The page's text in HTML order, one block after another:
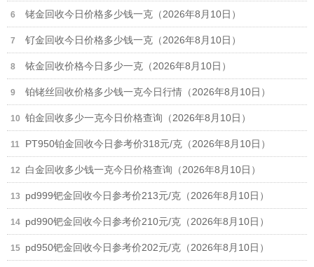
铑金回收今日价格多少钱一克（2026年8月10日）
钌金回收今日价格多少钱一克（2026年8月10日）
铱金回收价格今日多少一克（2026年8月10日）
铂铑丝回收价格多少钱一克今日行情（2026年8月10日）
铂金回收多少一克今日价格查询（2026年8月10日）
PT950铂金回收今日参考价318元/克（2026年8月10日）
白金回收多少钱一克今日价格查询（2026年8月10日）
pd999钯金回收今日参考价213元/克（2026年8月10日）
pd990钯金回收今日参考价210元/克（2026年8月10日）
pd950钯金回收今日参考价202元/克（2026年8月10日）